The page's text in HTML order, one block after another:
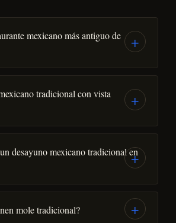
mexicano más antiguo de
tradicional con vista
desayuno mexicano tradicional en
mole tradicional?